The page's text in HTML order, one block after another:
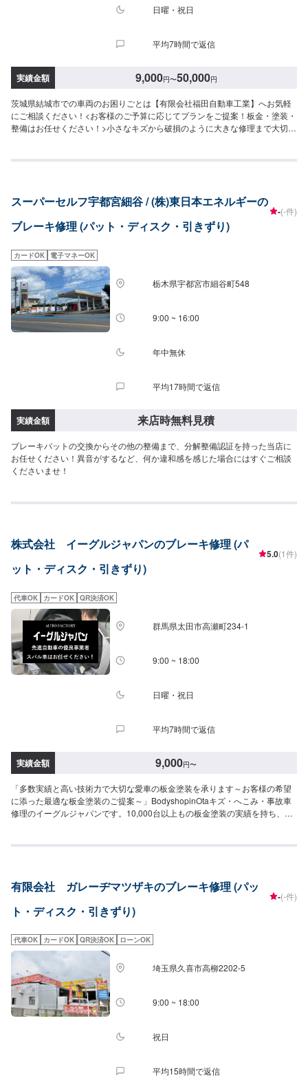
日曜・祝日
平均7時間で返信
実績金額 9,000円〜50,000円
茨城県結城市での車両のお困りごとは【有限会社福田自動車工業】へお気軽
にご相談ください！<お客様のご予算に応じてプランをご提案！板金・塗装・
整備はお任せください！>小さなキズから破損のように大きな修理まで大切な
きし、最適な施工方法をご提案しますので、お気軽にお問い合わせ下さい。
～3日程度で納車となります。(要相談)納期は前後する場合がございます。予
めご了承ください。-----代車について-----代車をご用意しています。お車の作
業中は代車をご利用ください。※代車の燃料代はお客様にご負担いただいてお
ださい。駐車スペースは事務所前の空いているスペースに駐車してくださ
い。受付はスタッフへ「メンテモで予約しました」とお伝えください。ご案
内いたします。【定休日・営業時間】定休日：日曜、祝日営業時間：
8:00~18:00
スーパーセルフ宇都宮細谷 / (株)東日本エネルギーの
ブレーキ修理 (パット・ディスク・引きずり)
-(-件)
カードOK 電子マネーOK
栃木県宇都宮市細谷町548
9:00 ~ 16:00
年中無休
平均17時間で返信
実績金額 来店時無料見積
ブレーキパットの交換からその他の整備まで、分解整備認証を持った当店に
お任せください！異音がするなど、何か違和感を感じた場合にはすぐご相談
くださいませ！
株式会社 イーグルジャパンのブレーキ修理 (パ
ット・ディスク・引きずり)
5.0(1件)
代車OK カードOK QR決済OK
群馬県太田市高瀬町234-1
9:00 ~ 18:00
日曜・祝日
平均7時間で返信
実績金額 9,000円〜
「多数実績と高い技術力で大切な愛車の板金塗装を承ります～お客様の希望
に添った最適な板金塗装のご提案～」BodyshopinOtaキズ・へこみ・事故車
修理のイーグルジャパンです。10,000台以上もの板金塗装の実績を持ち、太
にお客様の大切な思い出を乗せた日常を彩る大切な相棒であり、熟練の職人
した上で、長年培った技術力を駆使して最適な方法のご提案をさせていただ
きます。スバル車に関しましては他社様でお断りされる様な内容でも承って
います。ぜひ、お問い合わせください！--------------------------------------------------
だければ作業開始【4】仕上がり次第納車-----納期について-----納期は通常3~5
日程度で納車となります。納期は前後する場合がございます。予め、ご了承
ください。-----パーツ持ち込みについて-----パーツの持ち込み可能です。オフ
ァーにて詳細をお願い致します。-----代車について-----無料の代車をご用意し
ています。お車の作業中は代車をご利用ください。※代車の燃料代はお客様に
ご負担いただいております。-----ご来店時の注意、受付方法-----当工場は竹の
くら様を過ぎ左手にMMM様の看板がある所を右折していただければ工場があ
話いただければと思います。入庫の際はお気をつけてお越しください。駐車
【定休日・営業時間】定休日：日曜日、祝日営業時間：9:00~18:00
有限会社 ガレーヂマツザキのブレーキ修理 (パッ
ト・ディスク・引きずり)
-(-件)
代車OK カードOK QR決済OK ローンOK
埼玉県久喜市高柳2202-5
9:00 ~ 18:00
祝日
平均15時間で返信